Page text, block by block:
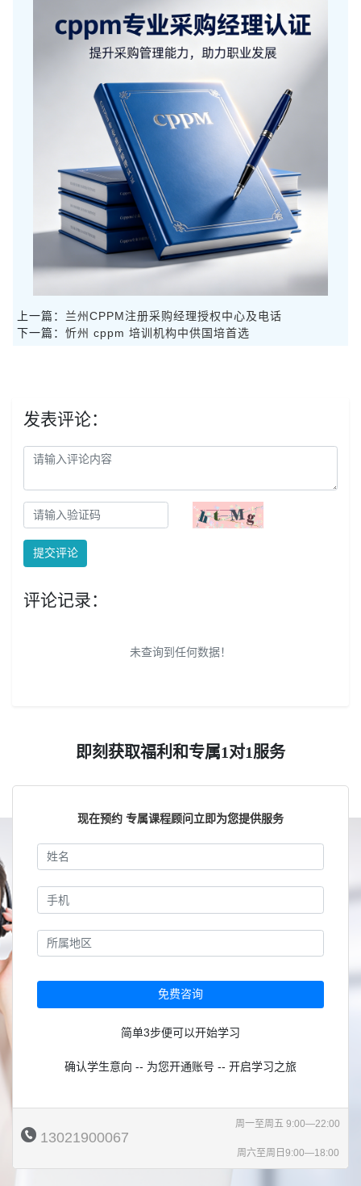
上一篇： 兰州CPPM注册采购经理授权中心及电话
下一篇： 忻州 cppm 培训机构中供国培首选
发表评论：
提交评论
评论记录：
未查询到任何数据！
即刻获取福利和专属1对1服务
现在预约 专属课程顾问立即为您提供服务
免费咨询
简单3步便可以开始学习
确认学生意向 -- 为您开通账号 -- 开启学习之旅
13021900067
周一至周五 9:00—22:00
周六至周日9:00—18:00